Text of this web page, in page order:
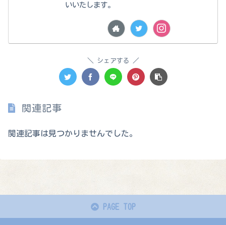
いいたします。
シェアする
関連記事
関連記事は見つかりませんでした。
PAGE TOP